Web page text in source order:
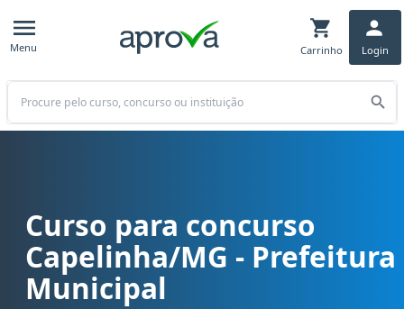
Menu Carrinho Login
Buscar
Curso para concurso Capelinha/MG - Prefeitura Municipal cargo
Curso para concurso
Capelinha/MG - Prefeitura
Municipal